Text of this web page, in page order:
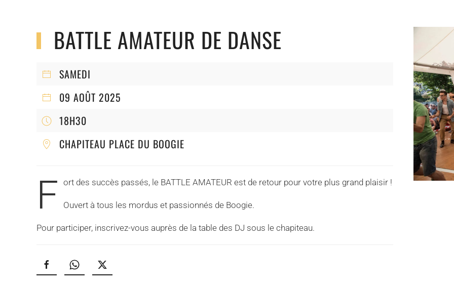
BATTLE AMATEUR DE DANSE
SAMEDI
09 AOÛT 2025
18H30
CHAPITEAU PLACE DU BOOGIE
F ort des succès passés, le BATTLE AMATEUR est de retour pour votre plus grand plaisir !
Ouvert à tous les mordus et passionnés de Boogie.
Pour participer, inscrivez-vous auprès de la table des DJ sous le chapiteau.